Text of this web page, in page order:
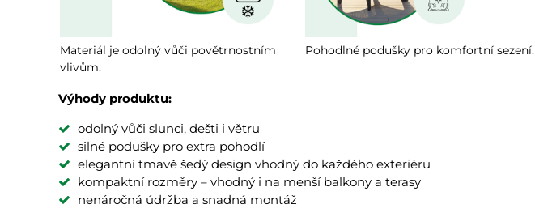
Materiál je odolný vůči povětrnostním
vlivům.
Pohodlné podušky pro komfortní sezení.
Výhody produktu:
odolný vůči slunci, dešti i větru
silné podušky pro extra pohodlí
elegantní tmavě šedý design vhodný do každého exteriéru
kompaktní rozměry – vhodný i na menší balkony a terasy
nenáročná údržba a snadná montáž